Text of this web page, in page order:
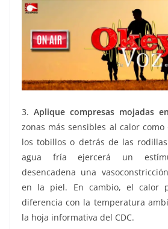
3. Aplique compresas mojadas
zonas más sensibles al calor
los tobillos o detrás de las
agua fría ejercerá un
desencadena una
en la piel. En cambio, el calor
diferencia con la temperatura
la hoja informativa del CDC.